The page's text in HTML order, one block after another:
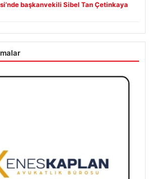
başkanvekili Sibel Tan Çetinkaya